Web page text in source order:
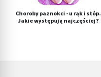
Choroby paznokci - u rąk i stóp.
Jakie występują najczęściej?